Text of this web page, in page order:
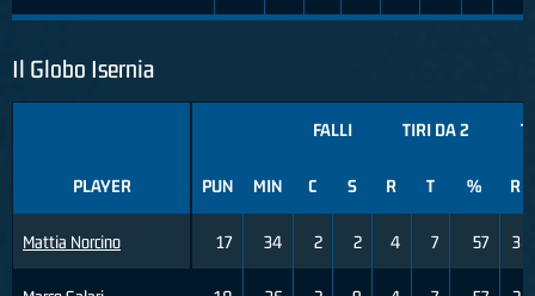
Il Globo Isernia
PLAYER
Mattia Norcino
FALLI TIRI DA 2
PUN MIN C S R T % R
17 34 2 2 4 7 57 3